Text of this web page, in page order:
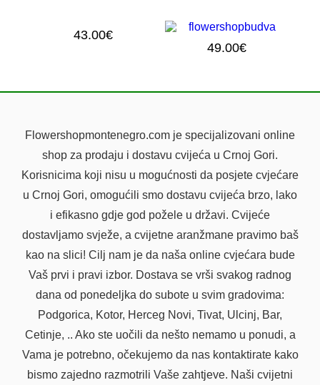
43.00€
49.00€
Flowershopmontenegro.com je specijalizovani online
shop za prodaju i dostavu cvijeća u Crnoj Gori.
Korisnicima koji nisu u mogućnosti da posjete cvjećare
u Crnoj Gori, omogućili smo dostavu cvijeća brzo, lako
i efikasno gdje god požele u državi. Cvijeće
dostavljamo svježe, a cvijetne aranžmane pravimo baš
kao na slici! Cilj nam je da naša online cvjećara bude
Vaš prvi i pravi izbor. Dostava se vrši svakog radnog
dana od ponedeljka do subote u svim gradovima:
Podgorica, Kotor, Herceg Novi, Tivat, Ulcinj, Bar,
Cetinje, .. Ako ste uočili da nešto nemamo u ponudi, a
Vama je potrebno, očekujemo da nas kontaktirate kako
bismo zajedno razmotrili Vaše zahtjeve. Naši cvijetni